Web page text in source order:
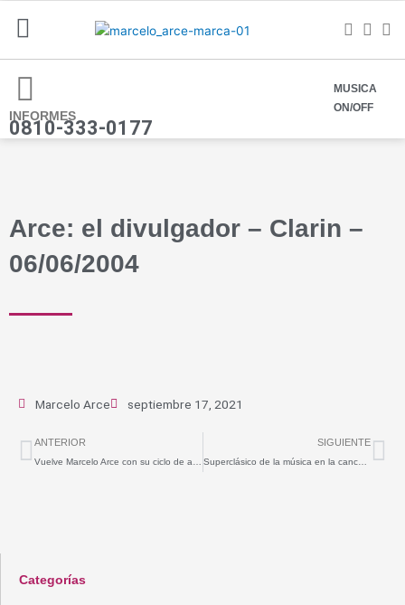
INFORMES
0810-333-0177
MUSICA
ON/OFF
Arce: el divulgador – Clarin –
06/06/2004
Marcelo Arce septiembre 17, 2021
Prev
ANTERIOR SIGUIENTE
Superclásico de la música en la cancha de Ferro – Clarin – 01/08/2004
Categorías